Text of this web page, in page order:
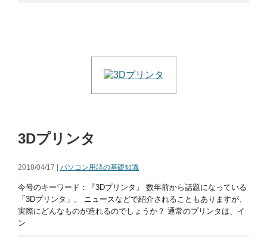
3Dプリンタ
2018/04/17 | パソコン用語の基礎知識
今号のキーワード：『3Dプリンタ』 数年前から話題になっている
「3Dプリンタ」。 ニュースなどで紹介されることもありますが、
実際にどんなものが造れるのでしょうか？ 通常のプリンタは、イ
ン